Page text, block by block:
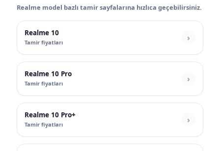
Realme model bazlı tamir sayfalarına hızlıca geçebilirsiniz.
Realme 10
Tamir fiyatları
Realme 10 Pro
Tamir fiyatları
Realme 10 Pro+
Tamir fiyatları